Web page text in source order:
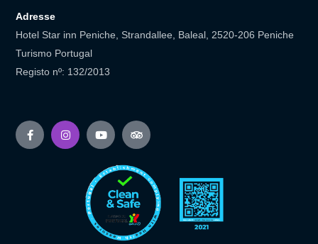
Adresse
Hotel Star inn Peniche, Strandallee, Baleal, 2520-206 Peniche
Turismo Portugal
Registo nº: 132/2013